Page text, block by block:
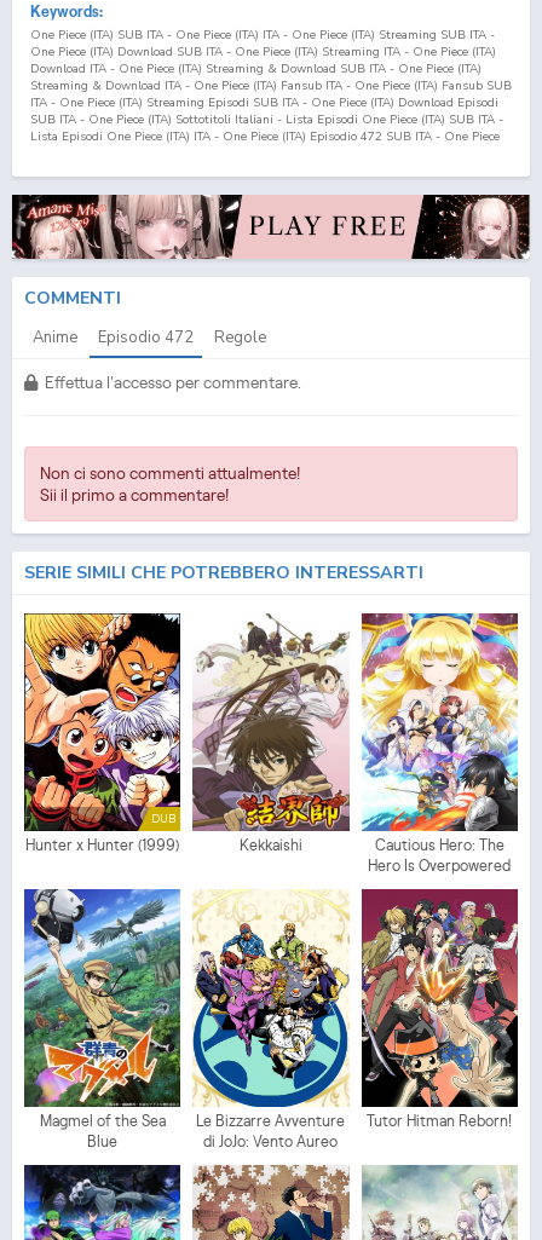
Keywords:
One Piece (ITA) SUB ITA - One Piece (ITA) ITA - One Piece (ITA) Streaming SUB ITA -
One Piece (ITA) Download SUB ITA - One Piece (ITA) Streaming ITA - One Piece (ITA)
Download ITA - One Piece (ITA) Streaming & Download SUB ITA - One Piece (ITA)
Streaming & Download ITA - One Piece (ITA) Fansub ITA - One Piece (ITA) Fansub SUB
ITA - One Piece (ITA) Streaming Episodi SUB ITA - One Piece (ITA) Download Episodi
SUB ITA - One Piece (ITA) Sottotitoli Italiani - Lista Episodi One Piece (ITA) SUB ITA -
Lista Episodi One Piece (ITA) ITA - One Piece (ITA) Episodio 472 SUB ITA - One Piece
COMMENTI
Anime Episodio 472 Regole
Effettua l'accesso per commentare.
Non ci sono commenti attualmente!
Sii il primo a commentare!
SERIE SIMILI CHE POTREBBERO INTERESSARTI
DUB
Hunter x Hunter (1999) Kekkaishi
Cautious Hero: The
Hero Is Overpowered
but Overly Cautious
Magmel of the Sea
Blue
Le Bizzarre Avventure
di JoJo: Vento Aureo
Tutor Hitman Reborn!